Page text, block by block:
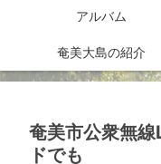
アルバム
奄美大島の紹介
奄美市公衆無
ドでも